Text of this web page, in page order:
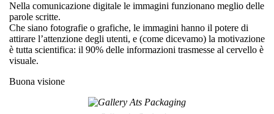
Nella comunicazione digitale le immagini funzionano meglio delle
parole scritte.
Che siano fotografie o grafiche, le immagini hanno il potere di
attirare l’attenzione degli utenti, e (come dicevamo) la motivazione
è tutta scientifica: il 90% delle informazioni trasmesse al cervello è
visuale.
Buona visione